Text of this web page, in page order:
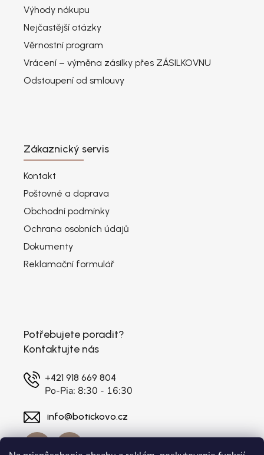
Výhody nákupu
Nejčastější otázky
Věrnostní program
Vrácení – výměna zásilky přes ZÁSILKOVNU
Odstoupení od smlouvy
Zákaznický servis
Kontakt
Poštovné a doprava
Obchodní podmínky
Ochrana osobních údajů
Dokumenty
Reklamační formulář
Potřebujete poradit?
Kontaktujte nás
+421 918 669 804
Po-Pia: 8:30 - 16:30
info@botickovo.cz